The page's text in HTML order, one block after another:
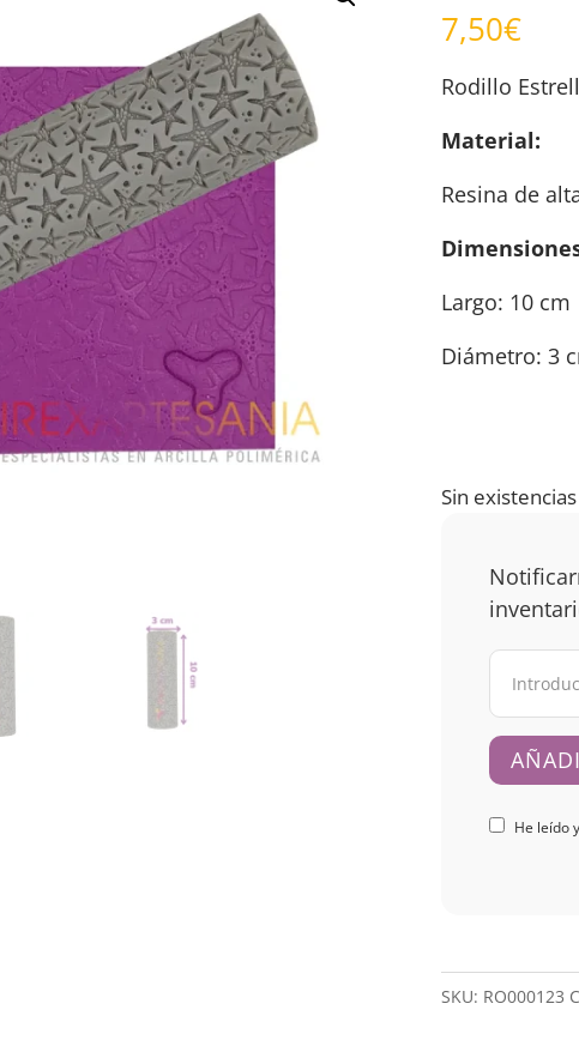
7,50€
Rodillo
Material:
Resina de
Largo: 10 cm
Diámetro: 3
Sin existencias
He leído
SKU: RO000123